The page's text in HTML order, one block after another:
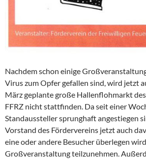
Nachdem schon einige
Virus zum Opfer gefallen sind, wird jetzt
März geplante große Hallenflohmarkt
FFRZ nicht stattfinden. Da seit einer
Standaussteller sprunghaft angestiegen
Vorstand des Fördervereins jetzt auch
eine oder andere Besucher überlegen
Großveranstaltung teilzunehmen.